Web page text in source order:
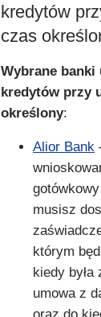
kredytów
czas
Wybrane banki
kredytów przy
określony:
Alior Bank
musisz
którym
kiedy była
umowa z